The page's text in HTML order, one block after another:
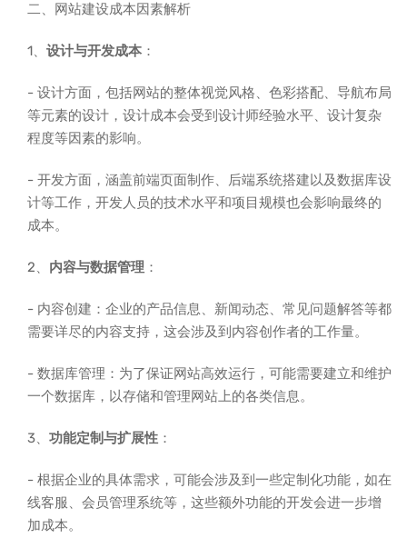
二、网站建设成本因素解析
1、 设计与开发成本 ：
- 设计方面，包括网站的整体视觉风格、色彩搭配、导航布局
等元素的设计，设计成本会受到设计师经验水平、设计复杂
程度等因素的影响。
- 开发方面，涵盖前端页面制作、后端系统搭建以及数据库设
计等工作，开发人员的技术水平和项目规模也会影响最终的
成本。
2、 内容与数据管理 ：
- 内容创建：企业的产品信息、新闻动态、常见问题解答等都
需要详尽的内容支持，这会涉及到内容创作者的工作量。
- 数据库管理：为了保证网站高效运行，可能需要建立和维护
一个数据库，以存储和管理网站上的各类信息。
3、 功能定制与扩展性 ：
- 根据企业的具体需求，可能会涉及到一些定制化功能，如在
线客服、会员管理系统等，这些额外功能的开发会进一步增
加成本。